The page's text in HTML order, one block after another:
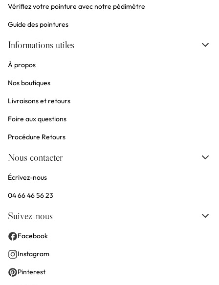
Vérifiez votre pointure avec notre pédimètre
Guide des pointures
Informations utiles
À propos
Nos boutiques
Livraisons et retours
Foire aux questions
Procédure Retours
Nous contacter
Écrivez-nous
04 66 46 56 23
Suivez-nous
Facebook
Instagram
Pinterest